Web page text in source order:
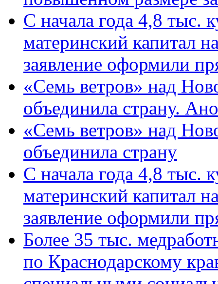
С начала года 4,8 тыс.
материнский капитал
заявление оформили
«Семь ветров» над
объединила страну.
«Семь ветров» над
объединила страну
С начала года 4,8 тыс.
материнский капитал
заявление оформили
Более 35 тыс.
по Краснодарскому